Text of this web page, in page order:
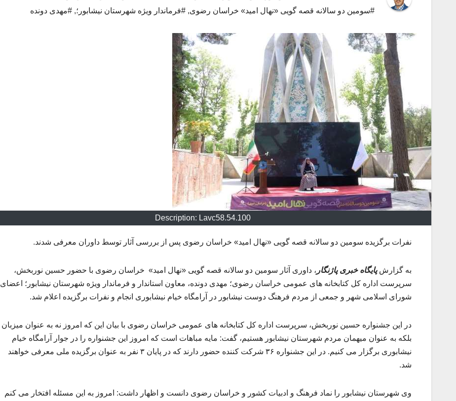
#سومین دو سالانه قصه گویی «نهال امید» خراسان رضوی, #فرماندار ویژه شهرستان نیشابور؛, #مهدی دونده
Description: Lavc58.54.100
نفرات برگزیده سومین دو سالانه قصه گویی «نهال امید» خراسان رضوی پس از بررسی آثار توسط داوران معرفی شدند.
به گزارشپایگاه خبری پاژنگار ، داوری آثار سومین دو سالانه قصه گویی «نهال امید» خراسان رضوی با حضور حسین نوربخش،
سرپرست اداره کل کتابخانه های عمومی خراسان رضوی؛ مهدی دونده، معاون استاندار و فرماندار ویژه شهرستان نیشابور؛ اعضای
شورای اسلامی شهر و جمعی از مردم فرهنگ دوست نیشابور در آرامگاه خیام نیشابوری انجام و نفرات برگزیده اعلام شد.
در این جشنواره حسین نوربخش، سرپرست اداره کل کتابخانه های عمومی خراسان رضوی با بیان این که امروز نه به عنوان میزبان
بلکه به عنوان میهمان مردم شهرستان نیشابور هستیم، گفت: مایه مباهات است که امروز این جشنواره را در جوار آرامگاه خیام
نیشابوری برگزار می کنیم. در این جشنواره ۳۶ شرکت کننده حضور دارند که در پایان ۳ نفر به عنوان برگزیده ملی معرفی خواهند
شد.
وی شهرستان نیشابور را نماد فرهنگ و ادبیات کشور و خراسان رضوی دانست و اظهار داشت: امروز به این مسئله افتخار می کنم